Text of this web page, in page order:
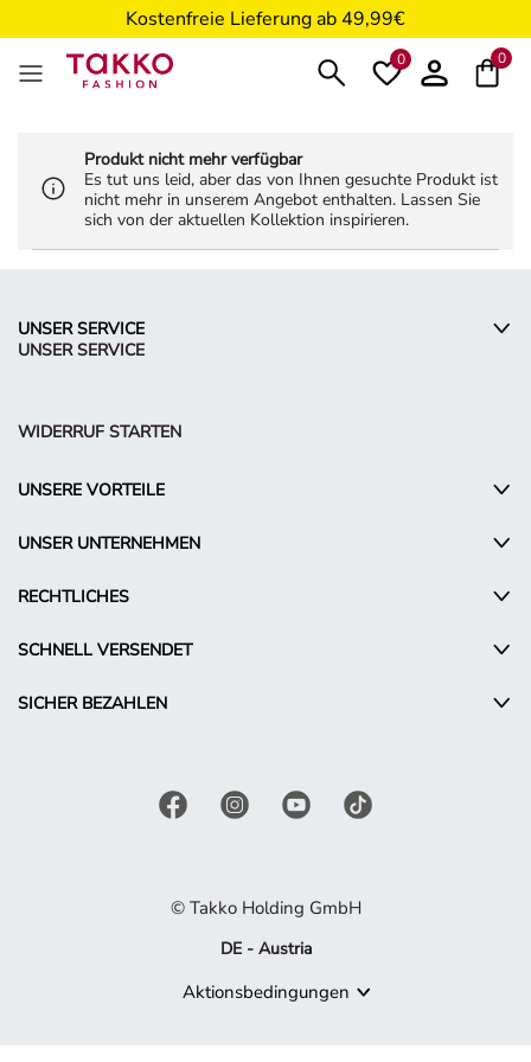
Kostenfreie Lieferung ab 49,99€
5€ Gutschein nach Registrierung*
0 0
Produkt nicht mehr verfügbar
Es tut uns leid, aber das von Ihnen gesuchte Produkt ist
nicht mehr in unserem Angebot enthalten. Lassen Sie
sich von der aktuellen Kollektion inspirieren.
UNSER SERVICE
UNSER SERVICE
WIDERRUF STARTEN
UNSERE VORTEILE
UNSER UNTERNEHMEN
RECHTLICHES
SCHNELL VERSENDET
SICHER BEZAHLEN
© Takko Holding GmbH
DE - Austria
Aktionsbedingungen